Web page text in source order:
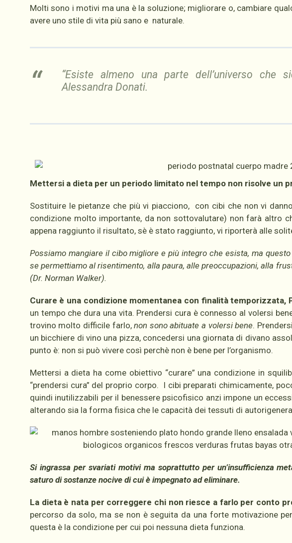
Molti sono i motivi ma una è la soluzione; migliorare o, cambiare
avere uno stile di vita più sano e naturale.
“Esiste almeno una parte dell’universo che
Alessandra Donati.
Mettersi a dieta per un periodo limitato nel tempo non risolve un
Sostituire le pietanze che più vi piacciono, con cibi che non vi
condizione molto importante, da non sottovalutare) non farà altro
appena raggiunto il risultato, sè è stato raggiunto, vi riporterà alle
Possiamo mangiare il cibo migliore e più integro che esista, ma
se permettiamo al risentimento, alla paura, alle preoccupazioni, alla
(Dr. Norman Walker).
Curare è una condizione momentanea con finalità
un tempo che dura una vita. Prendersi cura è connesso al volersi
trovino molto difficile farlo,non sono abituate a volersi bene.
un bicchiere di vino una pizza, concedersi una giornata di divano
punto è: non si può vivere così perchè non è bene per l’organismo.
Mettersi a dieta ha come obiettivo “curare” una condizione in
“prendersi cura” del proprio corpo. I cibi preparati chimicamente,
quindi inutilizzabili per il benessere psicofisico anzi impone un
alterando sia la forma fisica che le capacità dei tessuti di
Si ingrassa per svariati motivi ma soprattutto per un’insufficienza
saturo di sostanze nocive di cui è impegnato ad eliminare.
La dieta è nata per correggere chi non riesce a farlo per conto
percorso da solo, ma se non è seguita da una forte motivazione
questa è la condizione per cui poi nessuna dieta funziona.